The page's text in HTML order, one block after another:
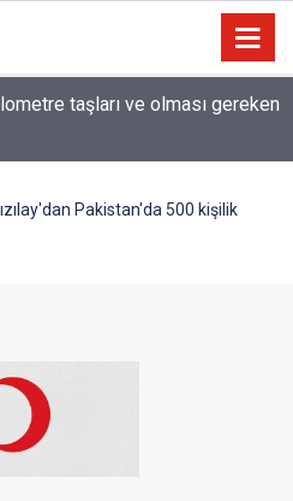
taşları ve olması gereken
Pakistan'da 500 kişilik